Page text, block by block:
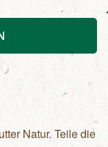
Natur. Teile die